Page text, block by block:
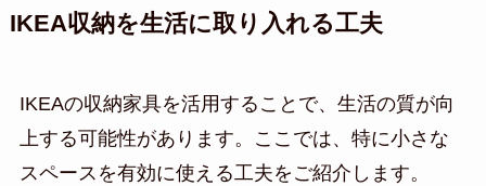
IKEA収納を生活に取り入れる工夫
IKEAの収納家具を活用することで、生活の質が向
上する可能性があります。ここでは、特に小さな
スペースを有効に使える工夫をご紹介します。